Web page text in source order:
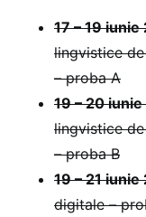
17 – 19
lingvistice
– proba A
19 – 20
lingvistice
– proba B
19 – 21
digitale –